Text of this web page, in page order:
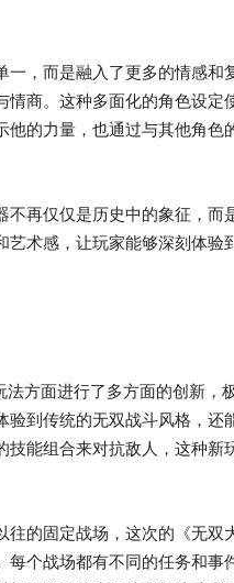
，而是融入了更多的情感和
情商。这种多面化的角色设定
他的力量，也通过与其他角色
再仅仅是历史中的象征，而
艺术感，让玩家能够深刻体验
法方面进行了多方面的创新，
到传统的无双战斗风格，还
能组合来对抗敌人，这种新
的固定战场，这次的《无双
每个战场都有不同的任务和事